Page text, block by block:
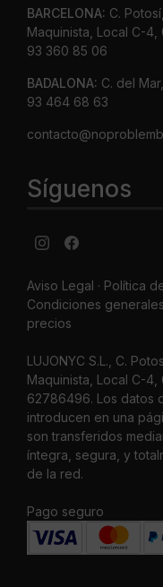
BARCELONA: C.
Maquinista, Local C-
93 360 85 06
BADALONA: C. del
93 464 68 63
Síguenos
Aviso Legal · Política
Condiciones
precios
LUJONYC S.L., C.
Maquinista, Local C-4,
62786496. Los datos
introducen en una
son transferidos
íntegra, segura, y
de la red.
Pago seguro